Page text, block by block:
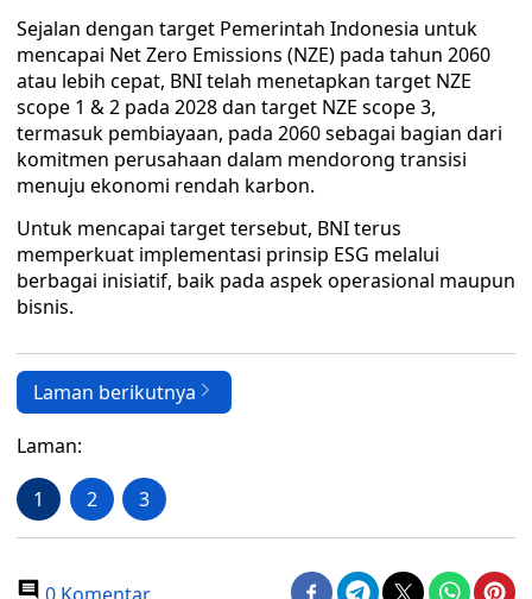
Sejalan dengan target Pemerintah Indonesia untuk
mencapai Net Zero Emissions (NZE) pada tahun 2060
atau lebih cepat, BNI telah menetapkan target NZE
scope 1 & 2 pada 2028 dan target NZE scope 3,
termasuk pembiayaan, pada 2060 sebagai bagian dari
komitmen perusahaan dalam mendorong transisi
menuju ekonomi rendah karbon.
Untuk mencapai target tersebut, BNI terus
memperkuat implementasi prinsip ESG melalui
berbagai inisiatif, baik pada aspek operasional maupun
bisnis.
Laman berikutnya
Laman:
1 2 3